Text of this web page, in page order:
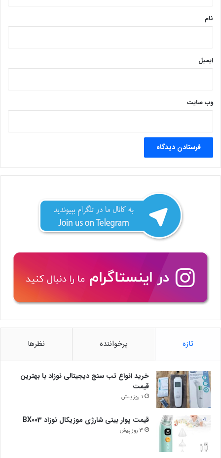
نام
ایمیل
وب‌ سایت
تازه پرخواننده نظرها
خرید انواع تب سنج دیجیتالی نوزاد با بهترین
قیمت
1 روز پیش
قیمت پوار بینی شارژی موزیکال نوزاد BX003
3 روز پیش